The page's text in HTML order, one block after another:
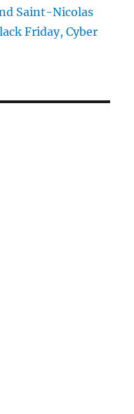
Saint-Nicolas
Friday, Cyber